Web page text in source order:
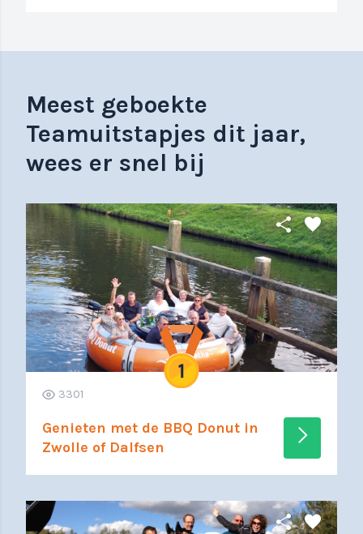
Meest geboekte
Teamuitstapjes dit jaar,
wees er snel bij
3301
Genieten met de BBQ Donut in
Zwolle of Dalfsen
arrow_forward_ios
share favorite
share favorite